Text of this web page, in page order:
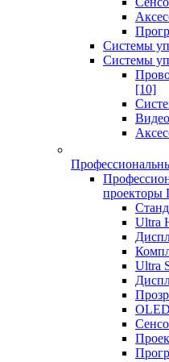
Системы
Системы
[10]
проекторы
Ultra
Ultra